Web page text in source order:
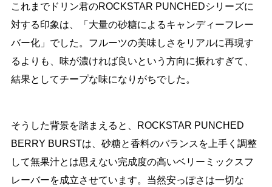
これまでドリン君のROCKSTAR PUNCHEDシリーズに
対する印象は、「大量の砂糖によるキャンディーフレー
バー化」でした。フルーツの美味しさをリアルに再現す
るよりも、味が濃ければ良いという方向に振れすぎて、
結果としてチープな味になりがちでした。
そうした背景を踏まえると、ROCKSTAR PUNCHED
BERRY BURSTは、砂糖と香料のバランスを上手く調整
して無果汁とは思えない完成度の高いベリーミックスフ
レーバーを成立させています。当然安っぽさは一切な